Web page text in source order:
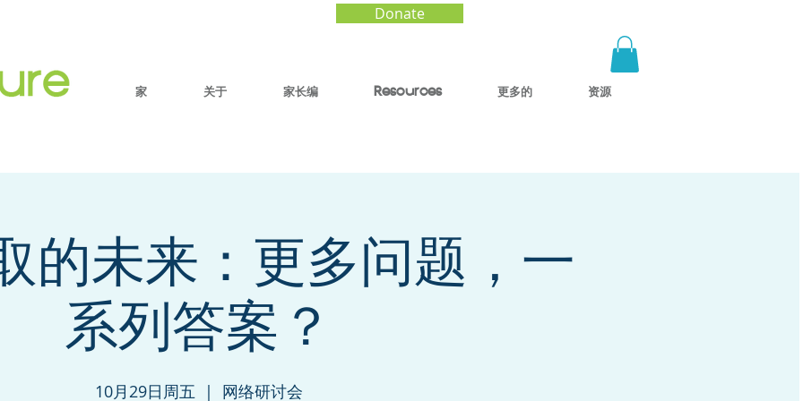
Donate
家 关于 家长编 Resources 更多的 资源
的未来：更多问题，一
系列答案？
10月29日周五
  |
网络研讨会